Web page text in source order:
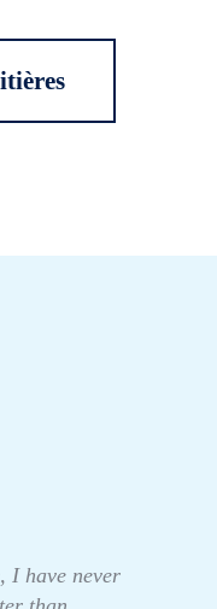
I have never